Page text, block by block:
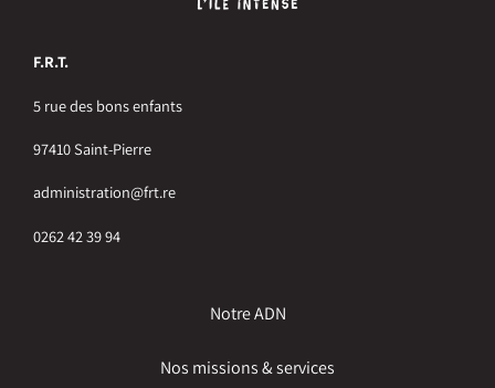
F.R.T.
5 rue des bons enfants
97410 Saint-Pierre
administration@frt.re
0262 42 39 94
Notre ADN
Nos missions & services